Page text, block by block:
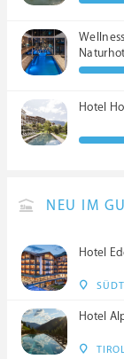
****S
Hotel
NEU IM
Hotel
Hotel